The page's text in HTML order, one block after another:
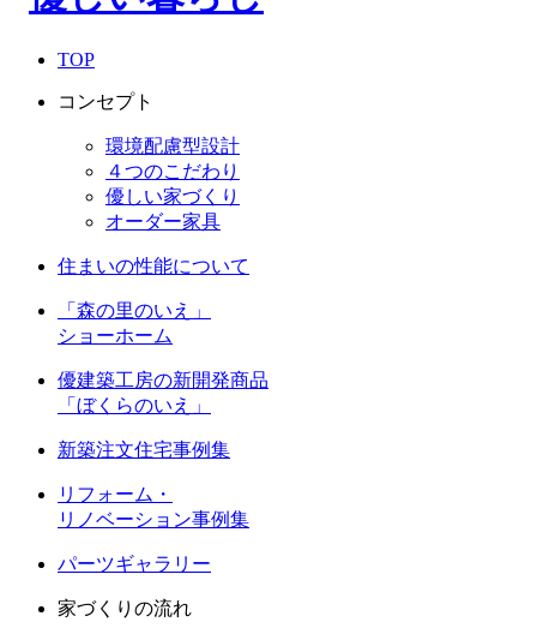
TOP
コンセプト
環境配慮型設計
４つのこだわり
優しい家づくり
オーダー家具
住まいの性能について
「森の里のいえ」
ショーホーム
優建築工房の新開発商品
「ぼくらのいえ」
新築注文住宅事例集
リフォーム・
リノベーション事例集
パーツギャラリー
家づくりの流れ